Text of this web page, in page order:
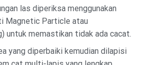
las diperiksa menggunakan
Magnetic Particle atau
untuk memastikan tidak ada cacat.
yang diperbaiki kemudian dilapisi